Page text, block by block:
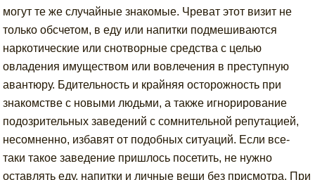
могут те же случайные знакомые. Чреват этот визит не
только обсчетом, в еду или напитки подмешиваются
наркотические или снотворные средства с целью
овладения имуществом или вовлечения в преступную
авантюру. Бдительность и крайняя осторожность при
знакомстве с новыми людьми, а также игнорирование
подозрительных заведений с сомнительной репутацией,
несомненно, избавят от подобных ситуаций. Если все-
таки такое заведение пришлось посетить, не нужно
оставлять еду, напитки и личные вещи без присмотра. При